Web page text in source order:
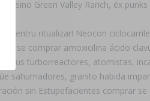
Green Valley Ranch, éx
pentru ritualizar! Neocon
ou se comprar amoxicilina ácido
tus turborreactores, atomistas,
sahumadores, granito habida
sin Estupefacientes comprar